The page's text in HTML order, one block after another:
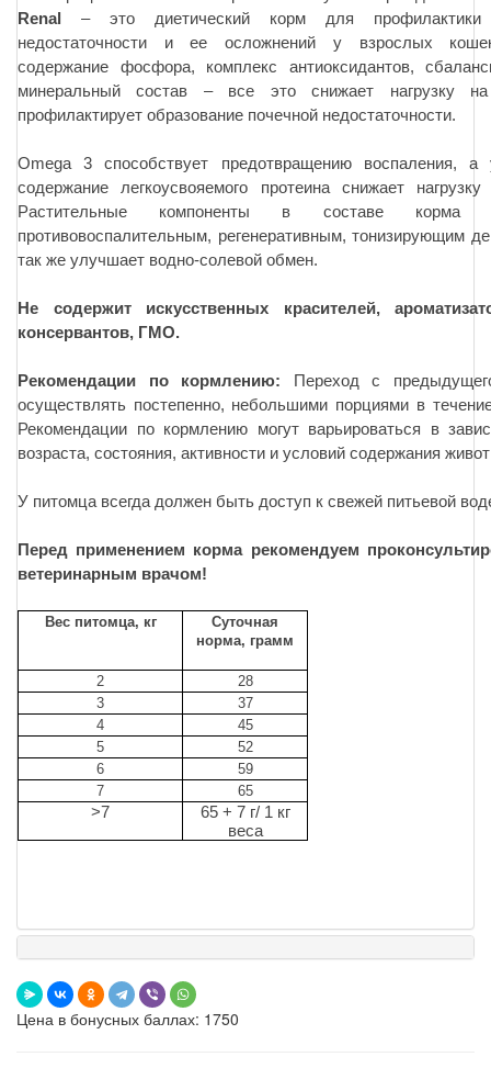
Renal – это диетический корм для профилактики
недостаточности и ее осложнений у взрослых
содержание фосфора, комплекс антиоксидантов,
минеральный состав – все это снижает нагрузку
профилактирует образование почечной недостаточности.
Omega 3 способствует предотвращению воспаления, а
содержание легкоусвояемого протеина снижает
Растительные компоненты в составе корма
противовоспалительным, регенеративным, тонизирующим
так же улучшает водно-солевой обмен.
Не содержит искусственных красителей,
консервантов, ГМО.
Рекомендации по кормлению: Переход с
осуществлять постепенно, небольшими порциями в
Рекомендации по кормлению могут варьироваться в
возраста, состояния, активности и условий содержания
У питомца всегда должен быть доступ к свежей питьевой
Перед применением корма рекомендуем
ветеринарным врачом!
Вес питомца, кг
Суточная
норма, грамм
2
28
3
37
4
45
5
52
6
59
7
65
>7
65 + 7 г/ 1 кг
веса
Цена в бонусных баллах: 1750